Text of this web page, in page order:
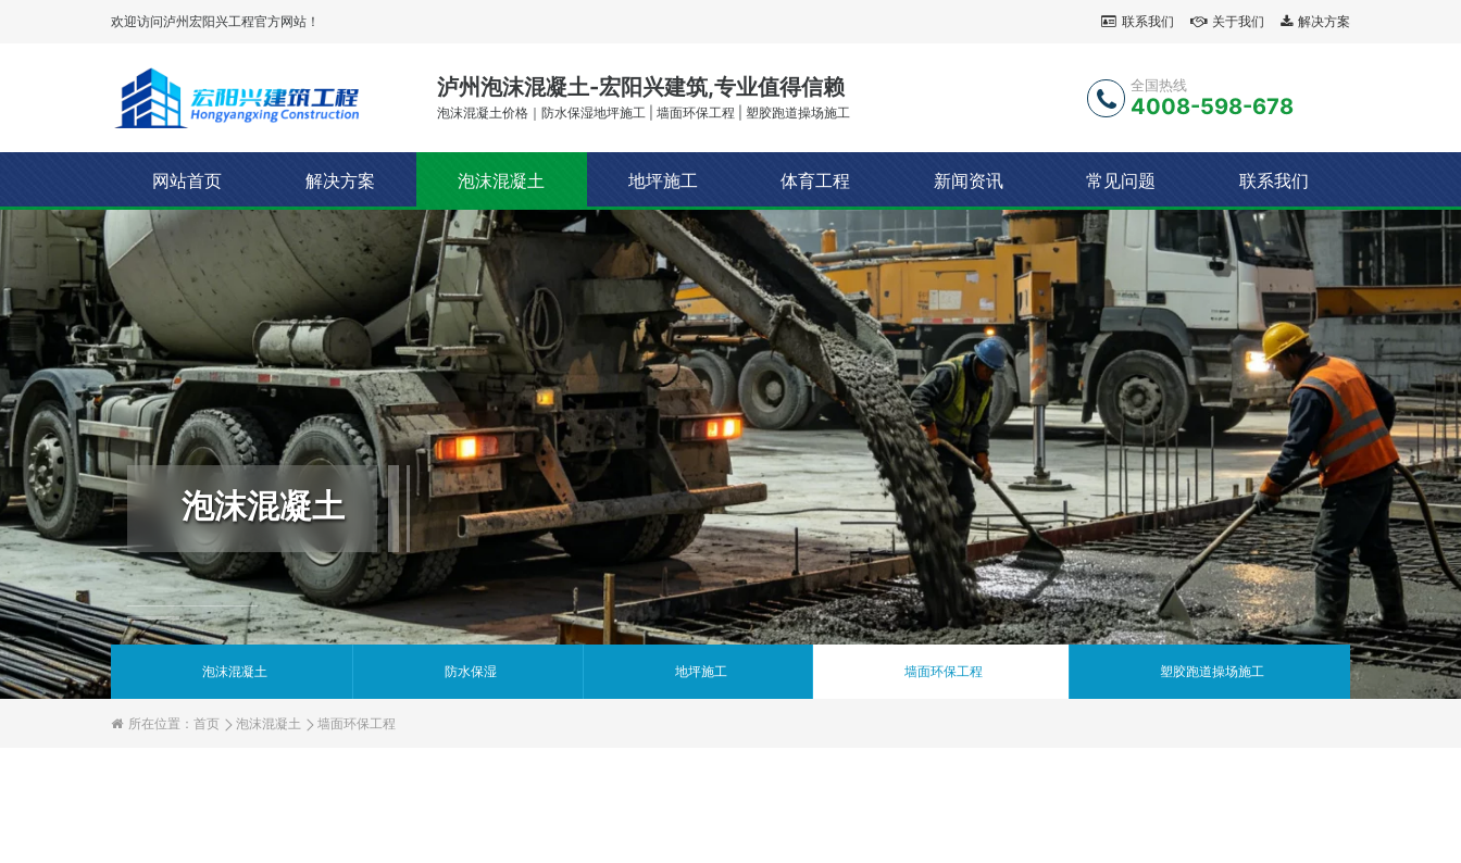
欢迎访问泸州宏阳兴工程官方网站！ 解决方案
关于我们
联系我们
泸州泡沫混凝土-宏阳兴建筑,专业值得信赖
泡沫混凝土价格｜防水保湿地坪施工 | 墙面环保工程 | 塑胶跑道操场施工
全国热线
4008-598-678
网站首页 解决方案 泡沫混凝土 地坪施工 体育工程 新闻资讯 常见问题 联系我们
泡沫混凝土
泡沫混凝土 防水保湿 地坪施工 墙面环保工程 塑胶跑道操场施工
所在位置： 首页 泡沫混凝土 墙面环保工程